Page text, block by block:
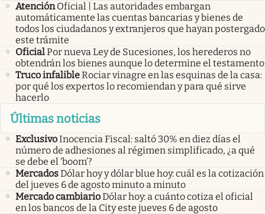
Atención Oficial | Las autoridades embargan
automáticamente las cuentas bancarias y bienes de
todos los ciudadanos y extranjeros que hayan postergado
este trámite
OficialPor nueva Ley de Sucesiones, los herederos no
obtendrán los bienes aunque lo determine el testamento
Truco infalibleRociar vinagre en las esquinas de la casa:
por qué los expertos lo recomiendan y para qué sirve
hacerlo
Últimas noticias
ExclusivoInocencia Fiscal: saltó 30% en diez días el
número de adhesiones al régimen simplificado, ¿a qué
se debe el ‘boom’?
MercadosDólar hoy y dólar blue hoy: cuál es la cotización
del jueves 6 de agosto minuto a minuto
Mercado cambiarioDólar hoy: a cuánto cotiza el oficial
en los bancos de la City este jueves 6 de agosto